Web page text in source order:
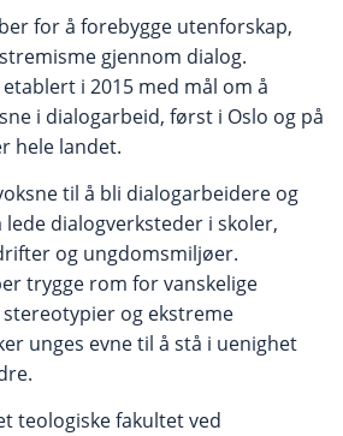
for å forebygge utenforskap,
gjennom dialog.
i 2015 med mål om å
i dialogarbeid, først i Oslo og på
hele landet.
til å bli dialogarbeidere og
dialogverksteder i skoler,
og ungdomsmiljøer.
trygge rom for vanskelige
og ekstreme
unges evne til å stå i uenighet
teologiske fakultet ved